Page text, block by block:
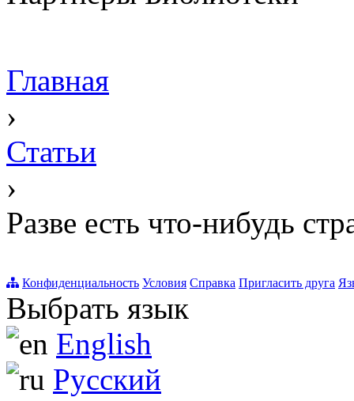
Главная
›
Статьи
›
Разве есть что-нибудь
Конфиденциальность Условия Справка Пригласить друга
Выбрать язык
English
Русский